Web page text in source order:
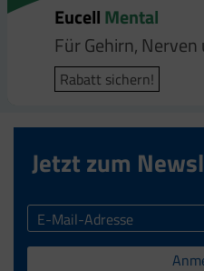
EucellMental
Für Gehirn,
Rabatt sichern!
EucellOmega
Omega-3-
Rabatt sichern!
Jetzt zum